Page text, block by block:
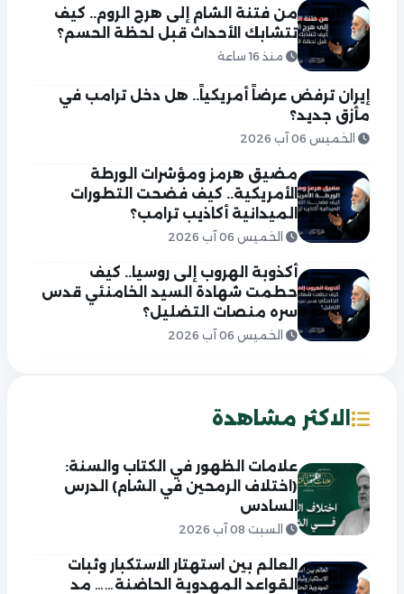
من فتنة الشام إلى هرج الروم.. كيف
تتشابك الأحداث قبل لحظة الحسم؟
منذ 16 ساعة
إيران ترفض عرضاً أمريكياً.. هل دخل ترامب في
مأزق جديد؟
الخميس 06 آب 2026
مضيق هرمز ومؤشرات الورطة
الأمريكية.. كيف فضحت التطورات
الميدانية أكاذيب ترامب؟
الخميس 06 آب 2026
أكذوبة الهروب إلى روسيا.. كيف
حطمت شهادة السيد الخامنئي قدس
سره منصات التضليل؟
الخميس 06 آب 2026
الاكثر مشاهدة
علامات الظهور في الكتاب والسنة:
(اختلاف الرمحين في الشام) الدرس
السادس
السبت 08 آب 2026
العالم بين استهتار الاستكبار وثبات
القواعد المهدوية الحاضنة…… مد